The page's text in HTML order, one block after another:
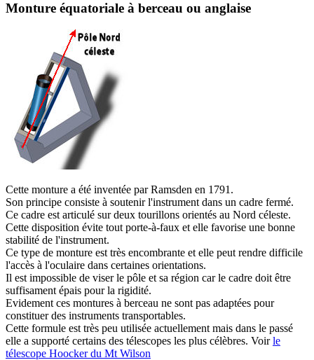
Monture équatoriale à berceau ou anglaise
Cette monture a été inventée par Ramsden en 1791.
Son principe consiste à soutenir l'instrument dans un cadre fermé.
Ce cadre est articulé sur deux tourillons orientés au Nord céleste.
Cette disposition évite tout porte-à-faux et elle favorise une bonne
stabilité de l'instrument.
Ce type de monture est très encombrante et elle peut rendre difficile
l'accès à l'oculaire dans certaines orientations.
Il est impossible de viser le pôle et sa région car le cadre doit être
suffisament épais pour la rigidité.
Evidement ces montures à berceau ne sont pas adaptées pour
constituer des instruments transportables.
Cette formule est très peu utilisée actuellement mais dans le passé
elle a supporté certains des télescopes les plus célèbres. Voirle
télescope Hoocker du Mt Wilson